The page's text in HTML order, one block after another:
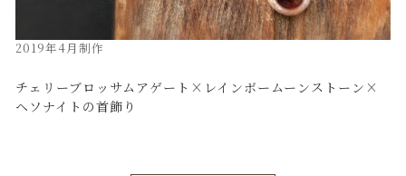
2019年4月制作
チェリーブロッサムアゲート×レインボームーンストーン×
ヘソナイトの首飾り